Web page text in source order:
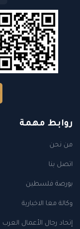
روابط مهمة
من نحن
اتصل بنا
بورصة فلسطين
وكالة معا الاخبارية
إتحاد رجال الأعمال العرب